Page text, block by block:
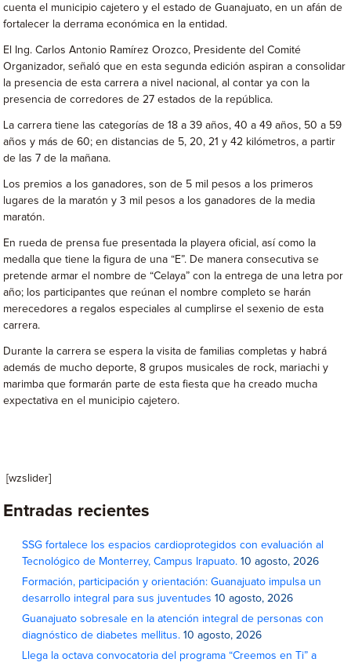
cuenta el municipio cajetero y el estado de Guanajuato, en un afán de
fortalecer la derrama económica en la entidad.
El Ing. Carlos Antonio Ramírez Orozco, Presidente del Comité
Organizador, señaló que en esta segunda edición aspiran a consolidar
la presencia de esta carrera a nivel nacional, al contar ya con la
presencia de corredores de 27 estados de la república.
La carrera tiene las categorías de 18 a 39 años, 40 a 49 años, 50 a 59
años y más de 60; en distancias de 5, 20, 21 y 42 kilómetros, a partir
de las 7 de la mañana.
Los premios a los ganadores, son de 5 mil pesos a los primeros
lugares de la maratón y 3 mil pesos a los ganadores de la media
maratón.
En rueda de prensa fue presentada la playera oficial, así como la
medalla que tiene la figura de una “E”. De manera consecutiva se
pretende armar el nombre de “Celaya” con la entrega de una letra por
año; los participantes que reúnan el nombre completo se harán
merecedores a regalos especiales al cumplirse el sexenio de esta
carrera.
Durante la carrera se espera la visita de familias completas y habrá
además de mucho deporte, 8 grupos musicales de rock, mariachi y
marimba que formarán parte de esta fiesta que ha creado mucha
expectativa en el municipio cajetero.
[wzslider]
Entradas recientes
SSG fortalece los espacios cardioprotegidos con evaluación al
Tecnológico de Monterrey, Campus Irapuato. 10 agosto, 2026
Formación, participación y orientación: Guanajuato impulsa un
desarrollo integral para sus juventudes 10 agosto, 2026
Guanajuato sobresale en la atención integral de personas con
diagnóstico de diabetes mellitus. 10 agosto, 2026
Llega la octava convocatoria del programa “Creemos en Ti” a